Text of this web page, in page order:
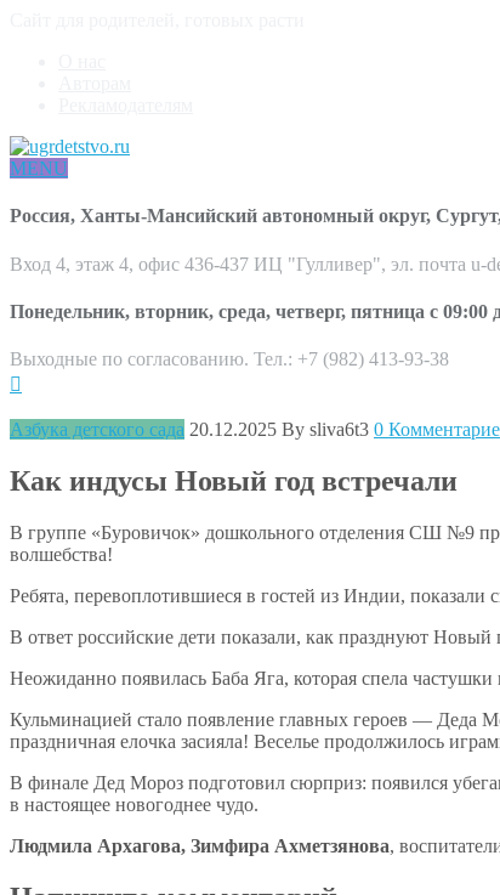
MENU
Россия, Ханты-Мансийский автономный округ,
Вход 4, этаж 4, офис 436-437 ИЦ "Гулливер", эл. почта u-
Понедельник, вторник, среда, четверг, пятница с 09:00
Выходные по согласованию. Тел.: +7 (982) 413-93-38
Азбука детского сада 20.12.2025 By sliva6t3 0
Как индусы Новый год встречали
В группе «Буровичок» дошкольного отделения СШ №9
волшебства!
Ребята, перевоплотившиеся в гостей из Индии,
В ответ российские дети показали, как празднуют
Неожиданно появилась Баба Яга, которая спела частушки
Кульминацией стало появление главных героев — Деда
праздничная елочка засияла! Веселье продолжилось
В финале Дед Мороз подготовил сюрприз: появился
в настоящее новогоднее чудо.
Людмила Архагова, Зимфира Ахметзянова,